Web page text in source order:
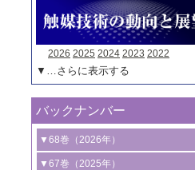
2026 2025 2024 2023 2022
▼…さらに表示する
バックナンバー
▼68巻（2026年）
1号 過酸化水素合成に関する研究動向
▼67巻（2025年）